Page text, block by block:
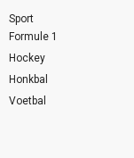
Sport
Formule 1
Hockey
Honkbal
Voetbal